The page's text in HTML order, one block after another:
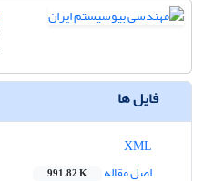
فایل ها
اصل مقاله
991.82 K